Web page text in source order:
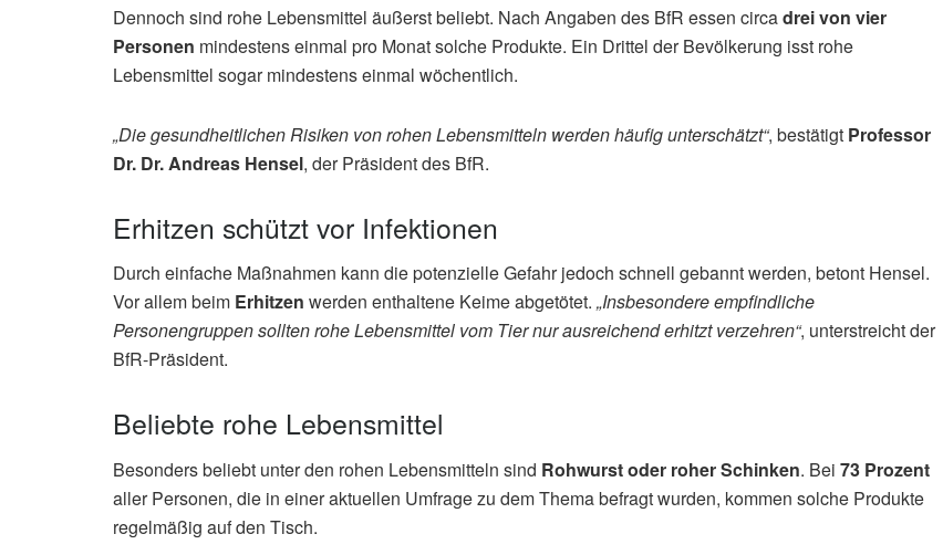
Dennoch sind rohe Lebensmittel äußerst beliebt. Nach Angaben des BfR essen circadrei von vier
Personen mindestens einmal pro Monat solche Produkte. Ein Drittel der Bevölkerung isst rohe
Lebensmittel sogar mindestens einmal wöchentlich.
„Die gesundheitlichen Risiken von rohen Lebensmitteln werden häufig unterschätzt“, bestätigt Professor
Dr. Dr. Andreas Hensel, der Präsident des BfR.
Erhitzen schützt vor Infektionen
Durch einfache Maßnahmen kann die potenzielle Gefahr jedoch schnell gebannt werden, betont Hensel.
Vor allem beim Erhitzen werden enthaltene Keime abgetötet. „Insbesondere empfindliche
Personengruppen sollten rohe Lebensmittel vom Tier nur ausreichend erhitzt verzehren“, unterstreicht der
BfR-Präsident.
Beliebte rohe Lebensmittel
Besonders beliebt unter den rohen Lebensmitteln sind Rohwurst oder roher Schinken. Bei 73 Prozent
aller Personen, die in einer aktuellen Umfrage zu dem Thema befragt wurden, kommen solche Produkte
regelmäßig auf den Tisch.